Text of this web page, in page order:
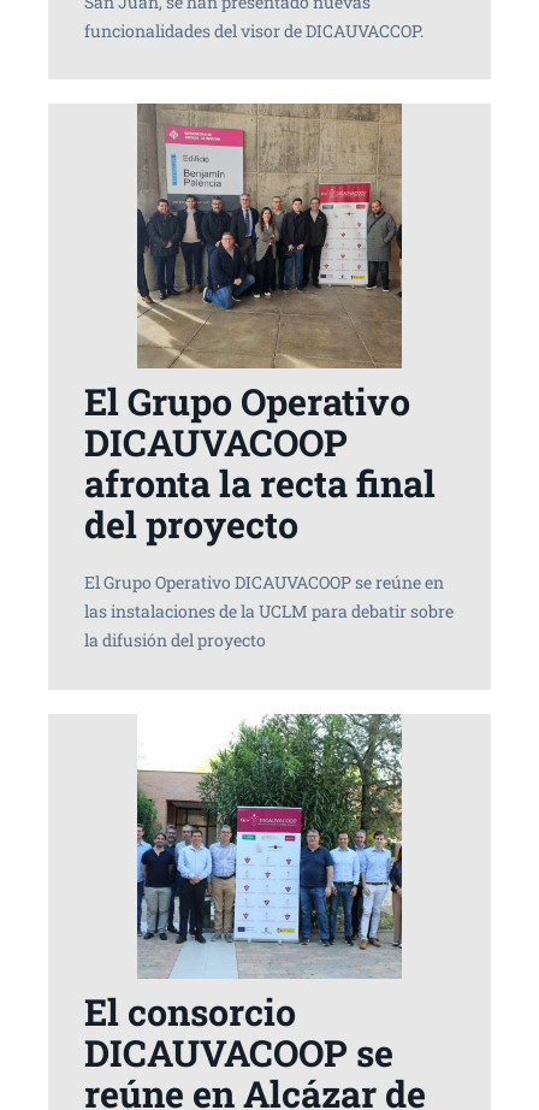
funcionalidades del visor de DICAUVACCOP.
El Grupo Operativo
DICAUVACOOP
afronta la recta final
del proyecto
El Grupo Operativo DICAUVACOOP se reúne en
las instalaciones de la UCLM para debatir sobre
la difusión del proyecto
El consorcio
DICAUVACOOP se
reúne en Alcázar de